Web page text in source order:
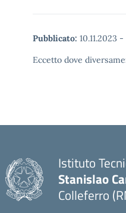
Pubblicato: 10.11.2023 -
Eccetto dove
Istituto
Stanislao
Colleferro